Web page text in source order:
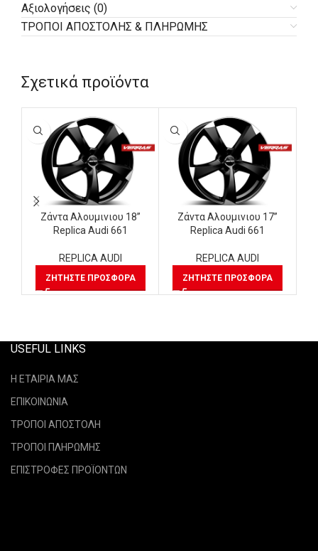
Αξιολογήσεις (0)
ΤΡΟΠΟΙ ΑΠΟΣΤΟΛΗΣ & ΠΛΗΡΩΜΗΣ
Σχετικά προϊόντα
Ζάντα Αλουμινιου 18”
Replica Audi 661
REPLICA AUDI
ΖΗΤΉΣΤΕ ΠΡΟΣΦΟΡΆ
Ζάντα Αλουμινιου 17”
Replica Audi 661
REPLICA AUDI
ΖΗΤΉΣΤΕ ΠΡΟΣΦΟΡΆ
USEFUL LINKS
Η ΕΤΑΙΡΙΑ ΜΑΣ
ΕΠΙΚΟΙΝΩΝΙΑ
ΤΡΟΠΟΙ ΑΠΟΣΤΟΛΗ
ΤΡΟΠΟΙ ΠΛΗΡΩΜΗΣ
ΕΠΙΣΤΡΟΦΕΣ ΠΡΟΪΟΝΤΩΝ